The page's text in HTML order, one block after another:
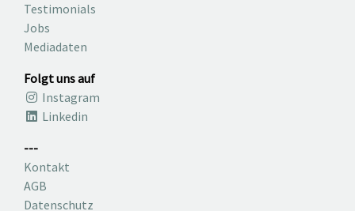
Testimonials
Jobs
Mediadaten
Folgt uns auf
Instagram
Linkedin
---
Kontakt
AGB
Datenschutz